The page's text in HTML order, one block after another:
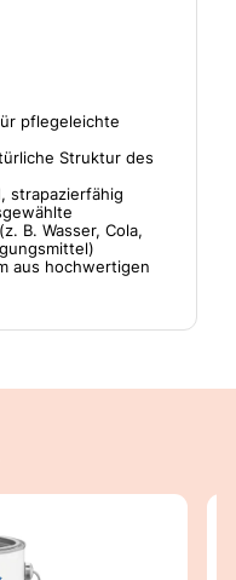
pflegeleichte
Struktur des
strapazierfähig
B. Wasser, Cola,
aus hochwertigen